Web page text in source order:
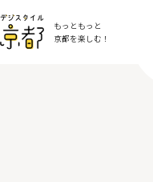
もっともっと
京都を楽しむ！